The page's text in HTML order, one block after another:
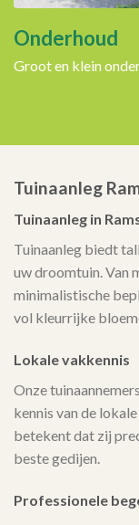
Onderhoud
Groot en klein
Tuinaanleg
Tuinaanleg in
Tuinaanleg biedt
uw droomtuin. Van
minimalistische
vol kleurrijke
Lokale vakkennis
Onze
kennis van de
betekent dat zij
beste gedijen.
Professionele